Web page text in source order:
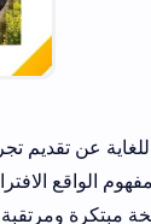
زراعية